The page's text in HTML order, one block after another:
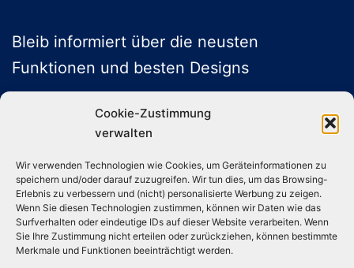
Cookie-Zustimmung
verwalten
Wir verwenden Technologien wie Cookies, um Geräteinformationen zu
speichern und/oder darauf zuzugreifen. Wir tun dies, um das Browsing-
Erlebnis zu verbessern und (nicht) personalisierte Werbung zu zeigen.
Wenn Sie diesen Technologien zustimmen, können wir Daten wie das
Surfverhalten oder eindeutige IDs auf dieser Website verarbeiten. Wenn
Sie Ihre Zustimmung nicht erteilen oder zurückziehen, können bestimmte
Merkmale und Funktionen beeinträchtigt werden.
Bleib informiert über die neusten
Funktionen und besten Designs
ABONNIEREN
Folge uns auf Social Media